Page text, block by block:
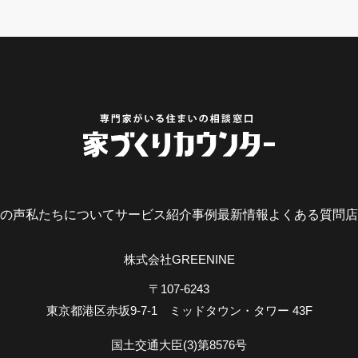
声私たちについてサービス紹介事例最新情報 よくある質問
株式会社GREENINE
〒107-6243
東京都港区赤坂9-7-1
ミッドタウン・タワー 43F
国土交通大臣(3)第8576号